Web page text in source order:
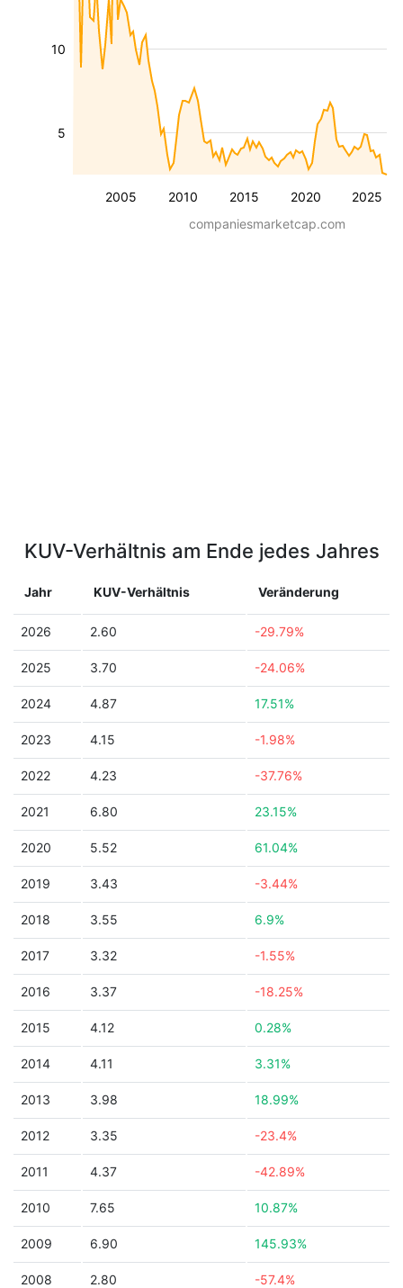
2005 2010 2015 2020 2025
5
10
companiesmarketcap.com
KUV-Verhältnis am Ende jedes Jahres
Jahr KUV-Verhältnis Veränderung
2026 2.60 -29.79%
2025 3.70 -24.06%
2024 4.87 17.51%
2023 4.15 -1.98%
2022 4.23 -37.76%
2021 6.80 23.15%
2020 5.52 61.04%
2019 3.43 -3.44%
2018 3.55 6.9%
2017 3.32 -1.55%
2016 3.37 -18.25%
2015 4.12 0.28%
2014 4.11 3.31%
2013 3.98 18.99%
2012 3.35 -23.4%
2011 4.37 -42.89%
2010 7.65 10.87%
2009 6.90 145.93%
2008 2.80 -57.4%